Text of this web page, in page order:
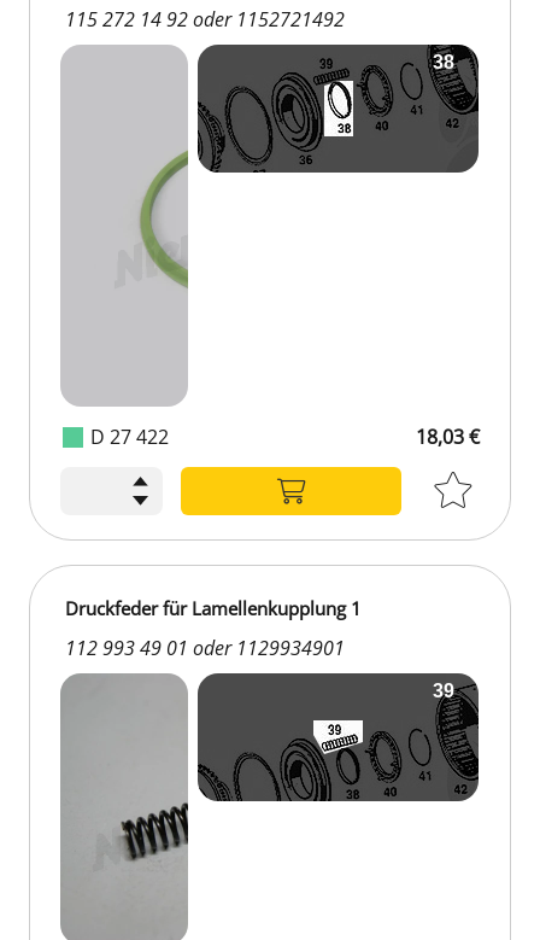
D 27 422
115 272 14 92 oder 1152721492
18,03 €
Druckfeder für Lamellenkupplung 1
112 993 49 01 oder 1129934901